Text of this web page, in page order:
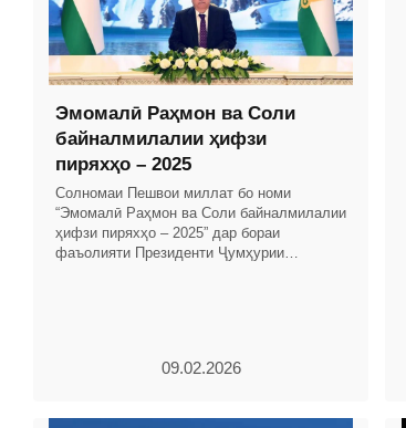
Эмомалӣ Раҳмон ва Соли
байналмилалии ҳифзи
пиряхҳо – 2025
Солномаи Пешвои миллат бо номи
“Эмомалӣ Раҳмон ва Соли байналмилалии
ҳифзи пиряхҳо – 2025” дар бораи
фаъолияти Президенти Ҷумҳурии
09.02.2026